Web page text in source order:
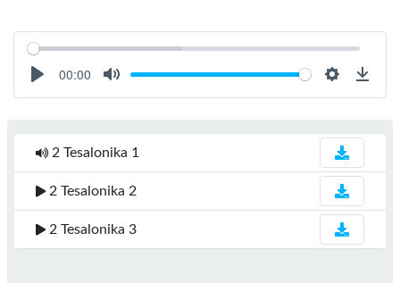
Play
00:00
Mute Settings
2 Tesalonika 1
2 Tesalonika 2
2 Tesalonika 3